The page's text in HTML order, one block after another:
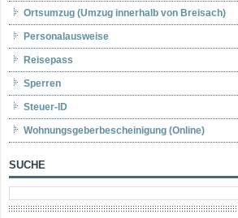
Ortsumzug (Umzug innerhalb von Breisach)
Personalausweise
Reisepass
Sperren
Steuer-ID
Wohnungsgeberbescheinigung (Online)
SUCHE